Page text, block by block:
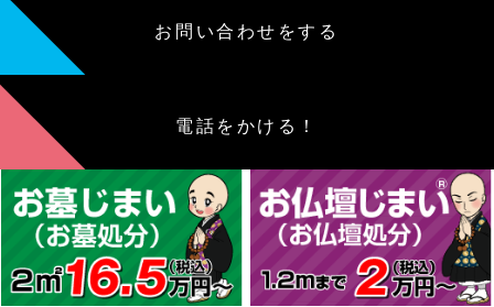
お問い合わせをする
電話をかける！